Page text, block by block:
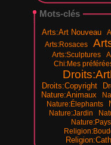
Mots-clés
Arts:Art Nouveau
Arts:Rosaces
Arts:Sculptures
Chi:Mes
Droits:Copyright
Nature:Animaux
Nature:Élephants
Nature:Jardin